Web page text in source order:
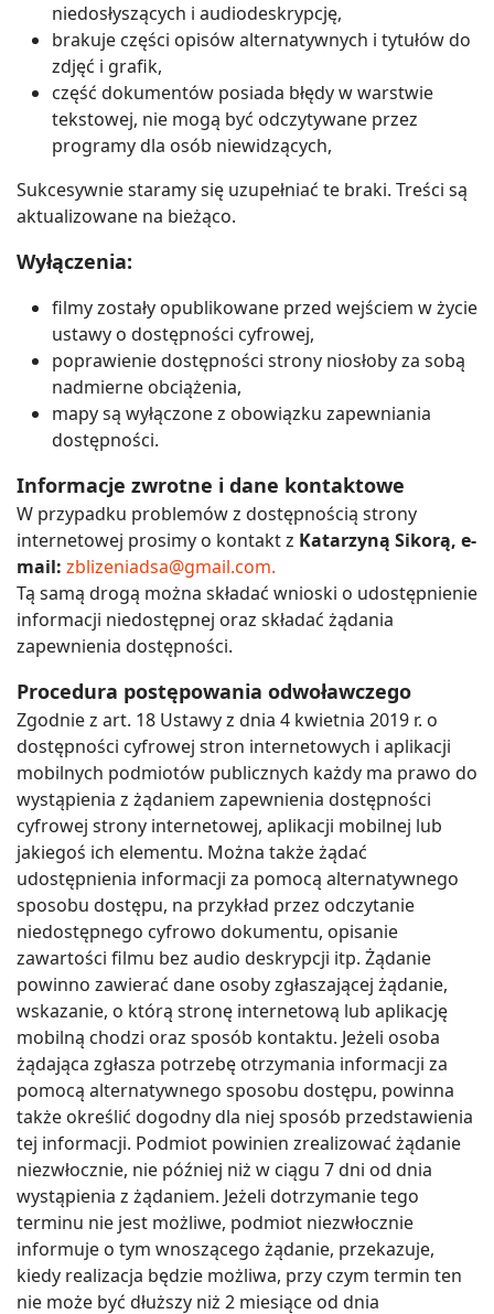
niedosłyszących i audiodeskrypcję,
brakuje części opisów alternatywnych i tytułów do
zdjęć i grafik,
część dokumentów posiada błędy w warstwie
tekstowej, nie mogą być odczytywane przez
programy dla osób niewidzących,
Sukcesywnie staramy się uzupełniać te braki. Treści są
aktualizowane na bieżąco.
Wyłączenia:
filmy zostały opublikowane przed wejściem w życie
ustawy o dostępności cyfrowej,
poprawienie dostępności strony niosłoby za sobą
nadmierne obciążenia,
mapy są wyłączone z obowiązku zapewniania
dostępności.
Informacje zwrotne i dane kontaktowe
W przypadku problemów z dostępnością strony
internetowej prosimy o kontakt z Katarzyną Sikorą, e-
mail: zblizeniadsa@gmail.com.
Tą samą drogą można składać wnioski o udostępnienie
informacji niedostępnej oraz składać żądania
zapewnienia dostępności.
Procedura postępowania odwoławczego
Zgodnie z art. 18 Ustawy z dnia 4 kwietnia 2019 r. o
dostępności cyfrowej stron internetowych i aplikacji
mobilnych podmiotów publicznych każdy ma prawo do
wystąpienia z żądaniem zapewnienia dostępności
cyfrowej strony internetowej, aplikacji mobilnej lub
jakiegoś ich elementu. Można także żądać
udostępnienia informacji za pomocą alternatywnego
sposobu dostępu, na przykład przez odczytanie
niedostępnego cyfrowo dokumentu, opisanie
zawartości filmu bez audio deskrypcji itp. Żądanie
powinno zawierać dane osoby zgłaszającej żądanie,
wskazanie, o którą stronę internetową lub aplikację
mobilną chodzi oraz sposób kontaktu. Jeżeli osoba
żądająca zgłasza potrzebę otrzymania informacji za
pomocą alternatywnego sposobu dostępu, powinna
także określić dogodny dla niej sposób przedstawienia
tej informacji. Podmiot powinien zrealizować żądanie
niezwłocznie, nie później niż w ciągu 7 dni od dnia
wystąpienia z żądaniem. Jeżeli dotrzymanie tego
terminu nie jest możliwe, podmiot niezwłocznie
informuje o tym wnoszącego żądanie, przekazuje,
kiedy realizacja będzie możliwa, przy czym termin ten
nie może być dłuższy niż 2 miesiące od dnia